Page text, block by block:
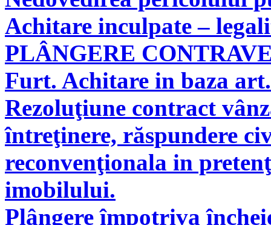
Achitare inculpate –
PLÂNGERE
Furt. Achitare in baza
Rezoluţiune contract
întreţinere, răspundere
reconvenţionala in
imobilului.
Plângere împotriva